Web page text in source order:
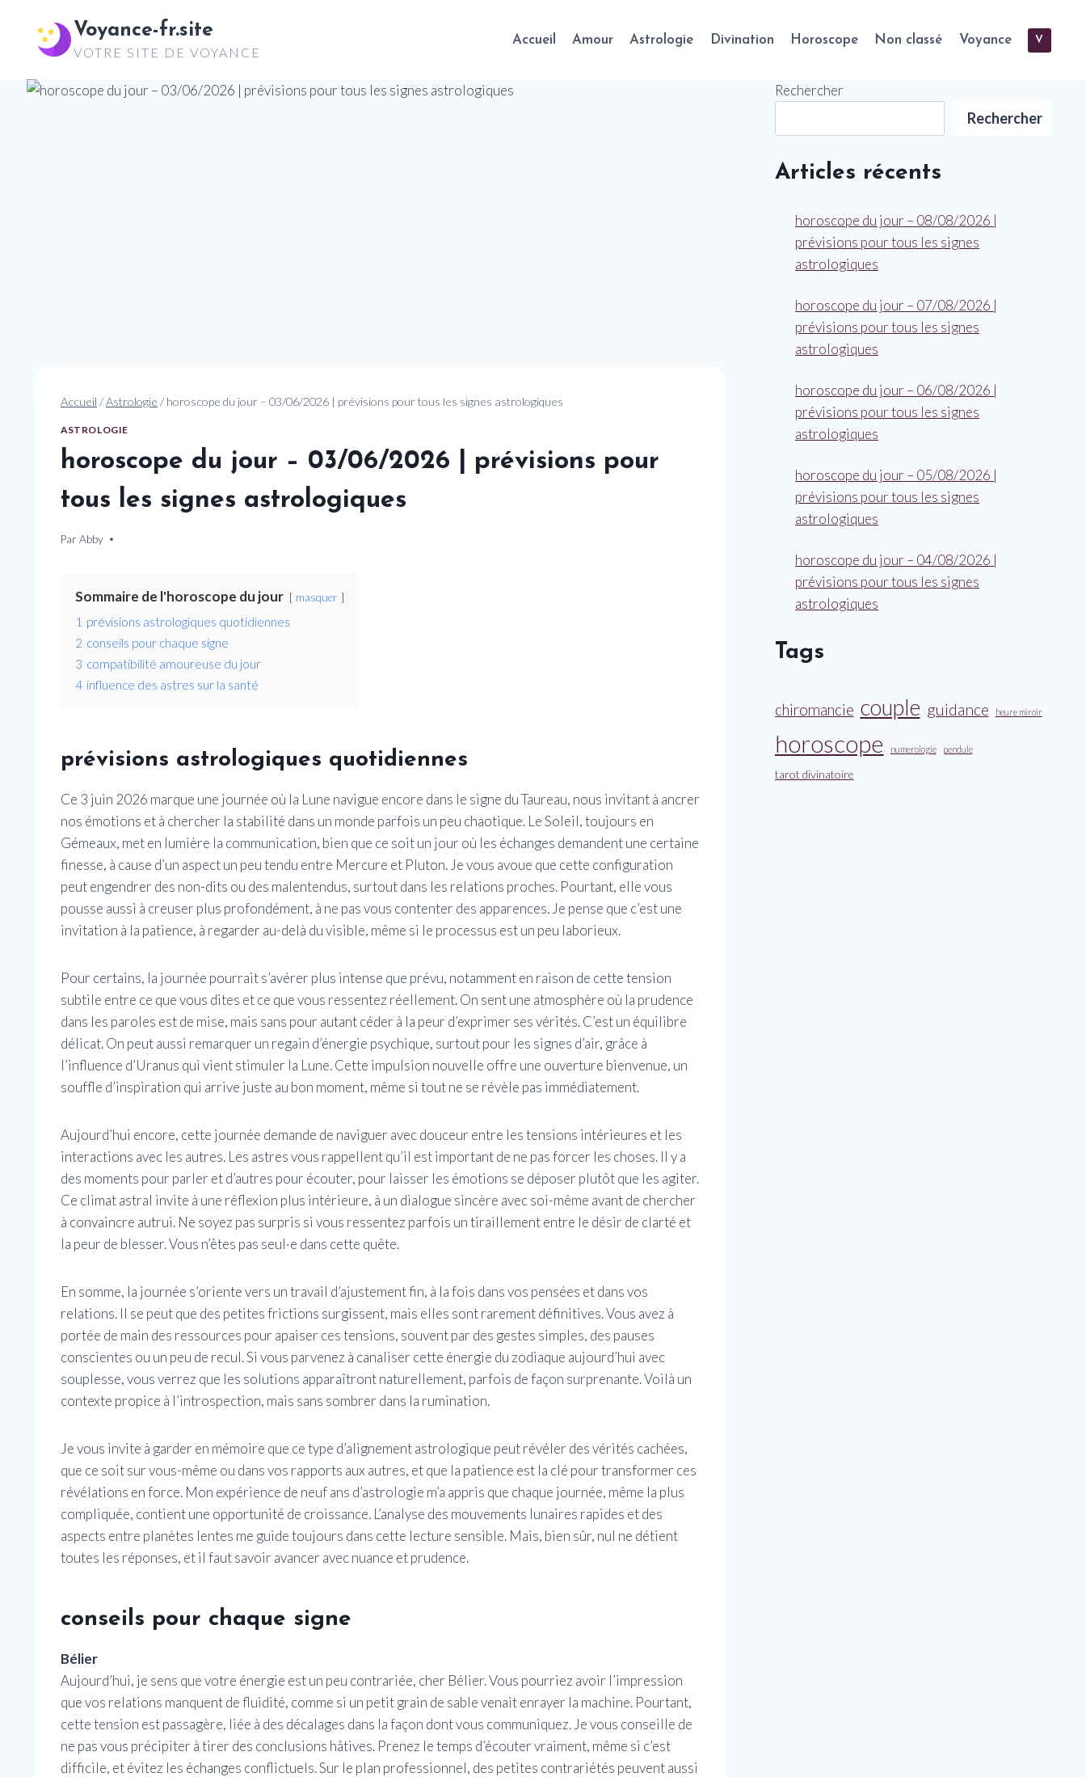
contenu
Voyance-fr.site
VOTRE SITE DE VOYANCE
Accueil Amour Astrologie Divination Horoscope Non classé Voyance V
Accueil /Astrologie / horoscope du jour – 03/06/2026 | prévisions pour tous les signes astrologiques
ASTROLOGIE
horoscope du jour – 03/06/2026 | prévisions pour
tous les signes astrologiques
Par Abby
3 juin 2026
Sommaire de l'horoscope du jour masquer
1 prévisions astrologiques quotidiennes
2 conseils pour chaque signe
3 compatibilité amoureuse du jour
4 influence des astres sur la santé
prévisions astrologiques quotidiennes
Ce 3 juin 2026 marque une journée où la Lune navigue encore dans le signe du Taureau, nous invitant à ancrer
nos émotions et à chercher la stabilité dans un monde parfois un peu chaotique. Le Soleil, toujours en
Gémeaux, met en lumière la communication, bien que ce soit un jour où les échanges demandent une certaine
finesse, à cause d’un aspect un peu tendu entre Mercure et Pluton. Je vous avoue que cette configuration
peut engendrer des non-dits ou des malentendus, surtout dans les relations proches. Pourtant, elle vous
pousse aussi à creuser plus profondément, à ne pas vous contenter des apparences. Je pense que c’est une
invitation à la patience, à regarder au-delà du visible, même si le processus est un peu laborieux.
Pour certains, la journée pourrait s’avérer plus intense que prévu, notamment en raison de cette tension
subtile entre ce que vous dites et ce que vous ressentez réellement. On sent une atmosphère où la prudence
dans les paroles est de mise, mais sans pour autant céder à la peur d’exprimer ses vérités. C’est un équilibre
délicat. On peut aussi remarquer un regain d’énergie psychique, surtout pour les signes d’air, grâce à
l’influence d’Uranus qui vient stimuler la Lune. Cette impulsion nouvelle offre une ouverture bienvenue, un
souffle d’inspiration qui arrive juste au bon moment, même si tout ne se révèle pas immédiatement.
Aujourd’hui encore, cette journée demande de naviguer avec douceur entre les tensions intérieures et les
interactions avec les autres. Les astres vous rappellent qu’il est important de ne pas forcer les choses. Il y a
des moments pour parler et d’autres pour écouter, pour laisser les émotions se déposer plutôt que les agiter.
Ce climat astral invite à une réflexion plus intérieure, à un dialogue sincère avec soi-même avant de chercher
à convaincre autrui. Ne soyez pas surpris si vous ressentez parfois un tiraillement entre le désir de clarté et
la peur de blesser. Vous n’êtes pas seul·e dans cette quête.
En somme, la journée s’oriente vers un travail d’ajustement fin, à la fois dans vos pensées et dans vos
relations. Il se peut que des petites frictions surgissent, mais elles sont rarement définitives. Vous avez à
portée de main des ressources pour apaiser ces tensions, souvent par des gestes simples, des pauses
conscientes ou un peu de recul. Si vous parvenez à canaliser cette énergie du zodiaque aujourd’hui avec
souplesse, vous verrez que les solutions apparaîtront naturellement, parfois de façon surprenante. Voilà un
contexte propice à l’introspection, mais sans sombrer dans la rumination.
Je vous invite à garder en mémoire que ce type d’alignement astrologique peut révéler des vérités cachées,
que ce soit sur vous-même ou dans vos rapports aux autres, et que la patience est la clé pour transformer ces
révélations en force. Mon expérience de neuf ans d’astrologie m’a appris que chaque journée, même la plus
compliquée, contient une opportunité de croissance. L’analyse des mouvements lunaires rapides et des
aspects entre planètes lentes me guide toujours dans cette lecture sensible. Mais, bien sûr, nul ne détient
toutes les réponses, et il faut savoir avancer avec nuance et prudence.
conseils pour chaque signe
Bélier
Aujourd’hui, je sens que votre énergie est un peu contrariée, cher Bélier. Vous pourriez avoir l’impression
que vos relations manquent de fluidité, comme si un petit grain de sable venait enrayer la machine. Pourtant,
cette tension est passagère, liée à des décalages dans la façon dont vous communiquez. Je vous conseille de
ne pas vous précipiter à tirer des conclusions hâtives. Prenez le temps d’écouter vraiment, même si c’est
difficile, et évitez les échanges conflictuels. Sur le plan professionnel, des petites contrariétés peuvent aussi
Rechercher
Rechercher
Articles récents
horoscope du jour – 08/08/2026 |
prévisions pour tous les signes
astrologiques
horoscope du jour – 07/08/2026 |
prévisions pour tous les signes
astrologiques
horoscope du jour – 06/08/2026 |
prévisions pour tous les signes
astrologiques
horoscope du jour – 05/08/2026 |
prévisions pour tous les signes
astrologiques
horoscope du jour – 04/08/2026 |
prévisions pour tous les signes
astrologiques
Tags
chiromancie couple guidance heure miroir
horoscope numerologie pendule
tarot divinatoire